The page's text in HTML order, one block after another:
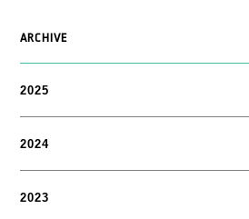
ARCHIVE
2025
2024
2023